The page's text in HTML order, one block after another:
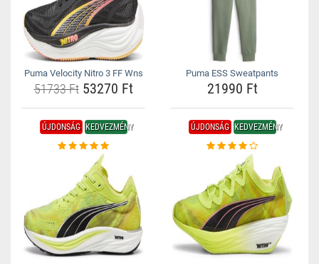
Puma Velocity Nitro 3 FF Wns
51733 Ft53270 Ft
Puma ESS Sweatpants
21990 Ft
ÚJDONSÁG KEDVEZMÉNY ÚJDONSÁG KEDVEZMÉNY